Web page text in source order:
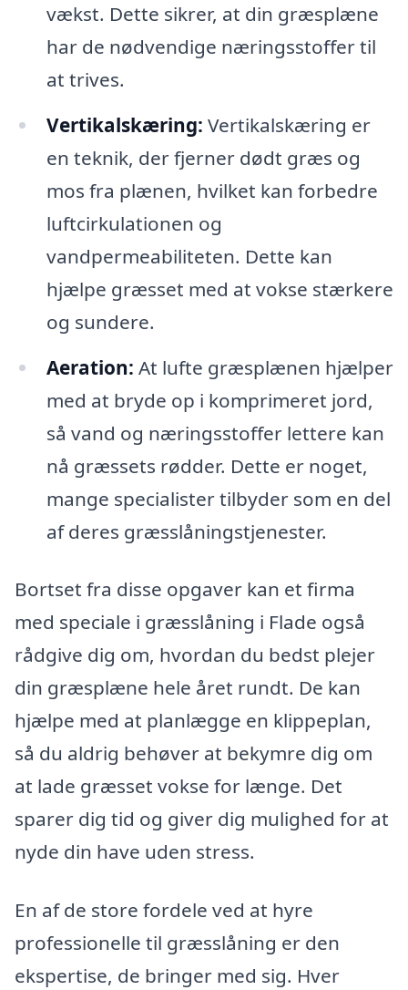
vækst. Dette sikrer, at din græsplæne
har de nødvendige næringsstoffer til
at trives.
Vertikalskæring: Vertikalskæring er
en teknik, der fjerner dødt græs og
mos fra plænen, hvilket kan forbedre
luftcirkulationen og
vandpermeabiliteten. Dette kan
hjælpe græsset med at vokse stærkere
og sundere.
Aeration: At lufte græsplænen hjælper
med at bryde op i komprimeret jord,
så vand og næringsstoffer lettere kan
nå græssets rødder. Dette er noget,
mange specialister tilbyder som en del
af deres græsslåningstjenester.
Bortset fra disse opgaver kan et firma
med speciale i græsslåning i Flade også
rådgive dig om, hvordan du bedst plejer
din græsplæne hele året rundt. De kan
hjælpe med at planlægge en klippeplan,
så du aldrig behøver at bekymre dig om
at lade græsset vokse for længe. Det
sparer dig tid og giver dig mulighed for at
nyde din have uden stress.
En af de store fordele ved at hyre
professionelle til græsslåning er den
ekspertise, de bringer med sig. Hver